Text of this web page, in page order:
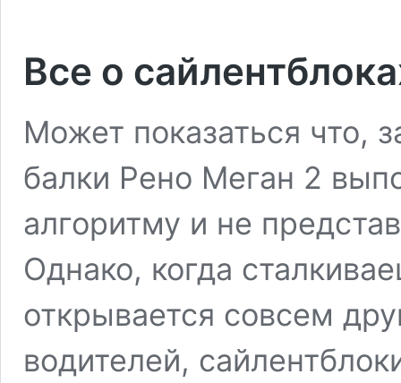
Все о
Может показаться что,
балки Рено Меган 2
алгоритму и не
Однако, когда
открывается совсем
водителей,